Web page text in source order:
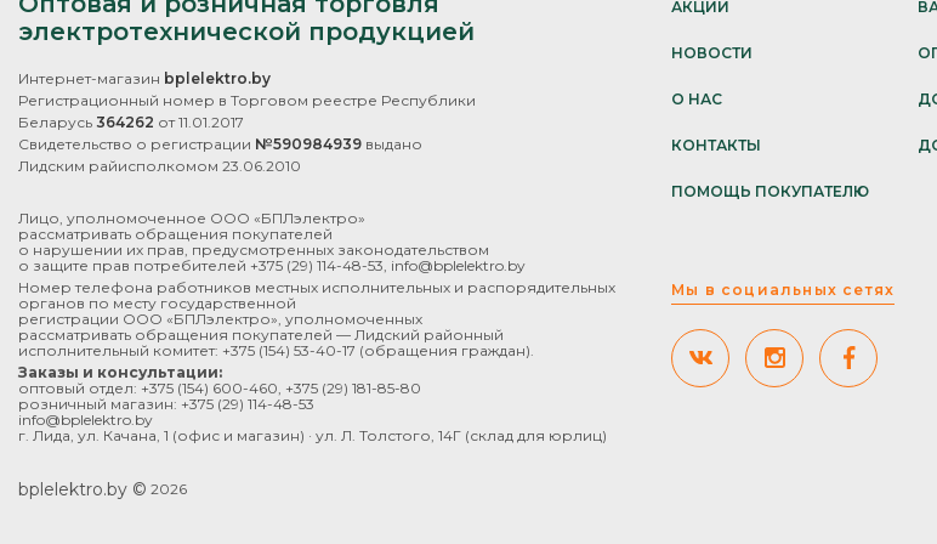
электротехнической продукцией
Интернет-магазин bplelektro.by
Регистрационный номер в Торговом реестре Республики
Беларусь 364262 от 11.01.2017
Свидетельство о регистрации №590984939 выдано
Лидским райисполкомом 23.06.2010
Лицо, уполномоченное ООО «БПЛэлектро»
рассматривать обращения покупателей
о нарушении их прав, предусмотренных законодательством
о защите прав потребителей +375 (29) 114-48-53 info@bplelektro.by
Номер телефона работников местных исполнительных и распорядительных
органов по месту государственной
регистрации ООО «БПЛэлектро», уполномоченных
рассматривать обращения покупателей — Лидский районный
исполнительный комитет: +375 (154) 53-40-17 (обращения граждан).
Заказы и консультации:
оптовый отдел: +375 (154) 600-460 +375 (29) 181-85-80
розничный магазин: +375 (29) 114-48-53
info@bplelektro.by
г. Лида, ул. Качана, 1 (офис и магазин) · ул. Л. Толстого, 14Г (склад для юрлиц)
bplelektro.by © 2026
АКЦИИ
НОВОСТИ
О НАС
КОНТАКТЫ
ПОМОЩЬ ПОКУПАТЕЛЮ
Мы в социальных сетях